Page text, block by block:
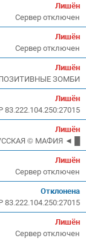
Лишён
Сервер отключен
Лишён
Сервер отключен
Лишён
ЗОМБИ
Лишён
83.222.104.250:27015
Лишён
© МАФИЯ ◄ █
Лишён
Сервер отключен
Отклонена
83.222.104.250:27015
Лишён
Сервер отключен